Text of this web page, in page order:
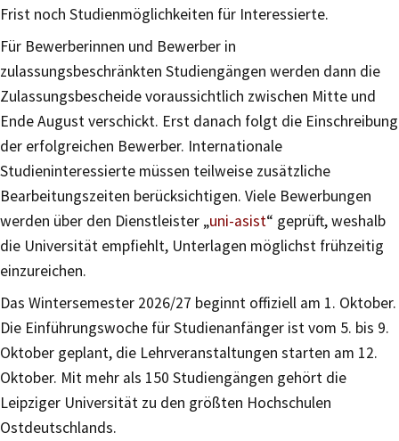
Frist noch Studienmöglichkeiten für Interessierte.
Für Bewerberinnen und Bewerber in
zulassungsbeschränkten Studiengängen werden dann die
Zulassungsbescheide voraussichtlich zwischen Mitte und
Ende August verschickt. Erst danach folgt die Einschreibung
der erfolgreichen Bewerber. Internationale
Studieninteressierte müssen teilweise zusätzliche
Bearbeitungszeiten berücksichtigen. Viele Bewerbungen
werden über den Dienstleister „uni-asist“ geprüft, weshalb
die Universität empfiehlt, Unterlagen möglichst frühzeitig
einzureichen.
Das Wintersemester 2026/27 beginnt offiziell am 1. Oktober.
Die Einführungswoche für Studienanfänger ist vom 5. bis 9.
Oktober geplant, die Lehrveranstaltungen starten am 12.
Oktober. Mit mehr als 150 Studiengängen gehört die
Leipziger Universität zu den größten Hochschulen
Ostdeutschlands.